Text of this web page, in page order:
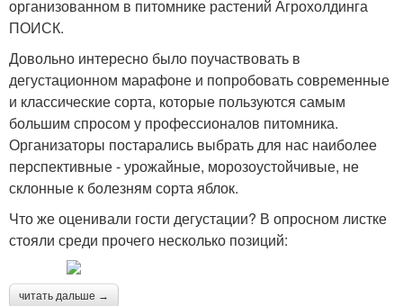
организованном в питомнике растений Агрохолдинга
ПОИСК.
Довольно интересно было поучаствовать в
дегустационном марафоне и попробовать современные
и классические сорта, которые пользуются самым
большим спросом у профессионалов питомника.
Организаторы постарались выбрать для нас наиболее
перспективные - урожайные, морозоустойчивые, не
склонные к болезням сорта яблок.
Что же оценивали гости дегустации? В опросном листке
стояли среди прочего несколько позиций:
читать дальше →